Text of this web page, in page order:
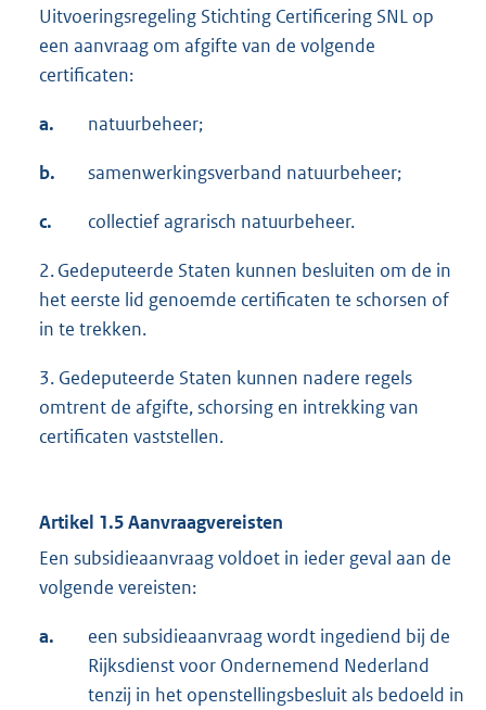
Uitvoeringsregeling Stichting Certificering SNL op
een aanvraag om afgifte van de volgende
certificaten:
a. natuurbeheer;
b. samenwerkingsverband natuurbeheer;
c. collectief agrarisch natuurbeheer.
2. Gedeputeerde Staten kunnen besluiten om de in
het eerste lid genoemde certificaten te schorsen of
in te trekken.
3. Gedeputeerde Staten kunnen nadere regels
omtrent de afgifte, schorsing en intrekking van
certificaten vaststellen.
Artikel 1.5 Aanvraagvereisten
Een subsidieaanvraag voldoet in ieder geval aan de
volgende vereisten:
a.
een subsidieaanvraag wordt ingediend bij de
Rijksdienst voor Ondernemend Nederland
tenzij in het openstellingsbesluit als bedoeld in